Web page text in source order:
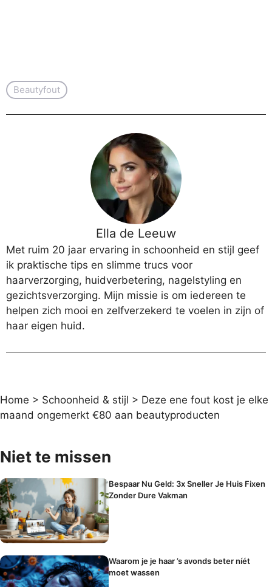
Beautyfout
Ella de Leeuw
Met ruim 20 jaar ervaring in schoonheid en stijl geef
ik praktische tips en slimme trucs voor
haarverzorging, huidverbetering, nagelstyling en
gezichtsverzorging. Mijn missie is om iedereen te
helpen zich mooi en zelfverzekerd te voelen in zijn of
haar eigen huid.
Home > Schoonheid & stijl > Deze ene fout kost je elke
maand ongemerkt €80 aan beautyproducten
Niet te missen
Bespaar Nu Geld: 3x Sneller Je Huis Fixen
Zonder Dure Vakman
Waarom je je haar ’s avonds beter níét
moet wassen